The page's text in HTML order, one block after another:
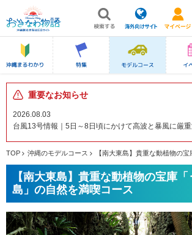
重要なお知らせ
2026.08.03
台風13号情報｜5日～8日頃にかけて高波と暴風に厳
TOP 沖縄のモデルコース 【南大東島】貴重な動植物の
【南大東島】貴重な動植物の宝庫「
島」の自然を満喫コース